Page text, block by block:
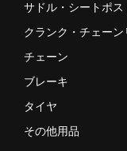
ドロップハンドル
ボディケア用品
タイヤ
サドル・シートポス
クランク・チェーン
チェーン
ブレーキ
タイヤ
その他用品